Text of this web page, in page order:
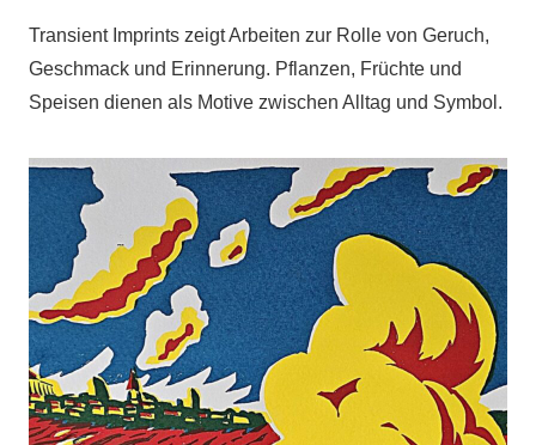
Transient Imprints zeigt Arbeiten zur Rolle von Geruch,
Geschmack und Erinnerung. Pflanzen, Früchte und
Speisen dienen als Motive zwischen Alltag und Symbol.